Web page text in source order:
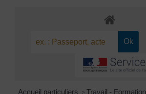
Accueil particuliers > Travail - Formation